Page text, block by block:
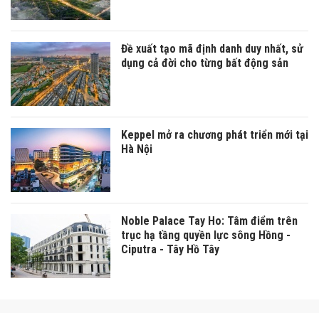
Đề xuất tạo mã định danh duy nhất, sử
dụng cả đời cho từng bất động sản
Keppel mở ra chương phát triển mới tại
Hà Nội
Noble Palace Tay Ho: Tâm điểm trên
trục hạ tầng quyền lực sông Hồng -
Ciputra - Tây Hồ Tây